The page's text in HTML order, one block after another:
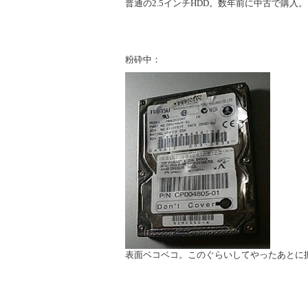
普通の2.5インチHDD。数年前に中古で購入。
粉砕中：
表面ベコベコ。このぐらいしてやったあとに